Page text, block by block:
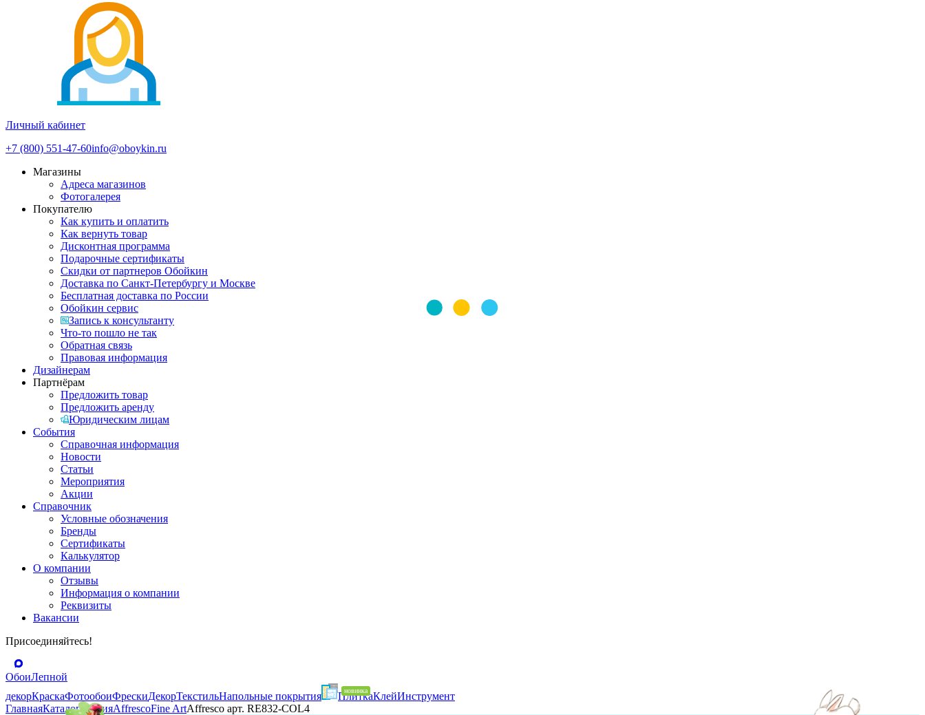
Личный кабинет
+7 (800) 551-47-60info@oboykin.ru
Магазины
Адреса магазинов
Фотогалерея
Покупателю
Как купить и оплатить
Как вернуть товар
Дисконтная программа
Подарочные сертификаты
Скидки от партнеров Обойкин
Доставка по Санкт-Петербургу и Москве
Бесплатная доставка по России
Обойкин сервис
Запись к консультанту
Что-то пошло не так
Обратная связь
Правовая информация
Дизайнерам
Партнёрам
Предложить товар
Предложить аренду
Юридическим лицам
События
Справочная информация
Новости
Статьи
Мероприятия
Акции
Справочник
Условные обозначения
Бренды
Сертификаты
Калькулятор
О компании
Отзывы
Информация о компании
Реквизиты
Вакансии
Присоединяйтесь!
ОбоиЛепной
декорКраскаФотообоиФрескиДекорТекстильНапольные покрытия ПлиткаКлейИнструмент
ГлавнаяКаталогРоссияAffrescoFine ArtAffresco арт. RE832-COL4